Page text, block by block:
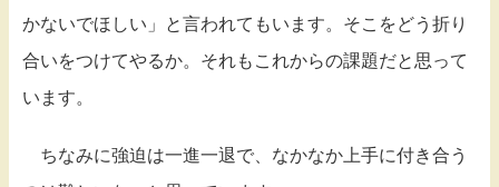
かないでほしい」と言われてもいます。そこをどう折り
合いをつけてやるか。それもこれからの課題だと思って
います。
ちなみに強迫は一進一退で、なかなか上手に付き合う